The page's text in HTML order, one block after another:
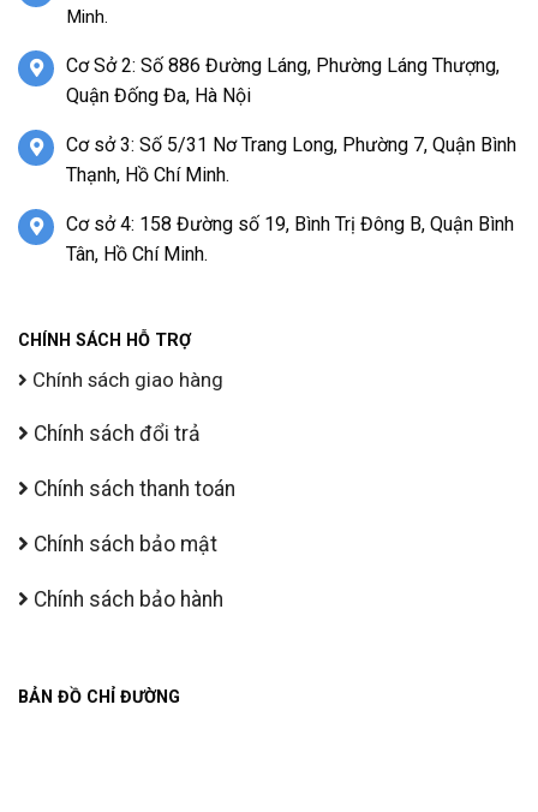
Minh.
Cơ Sở 2: Số 886 Đường Láng, Phường Láng Thượng,
Quận Đống Đa, Hà Nội
Cơ sở 3: Số 5/31 Nơ Trang Long, Phường 7, Quận Bình
Thạnh, Hồ Chí Minh.
Cơ sở 4: 158 Đường số 19, Bình Trị Đông B, Quận Bình
Tân, Hồ Chí Minh.
CHÍNH SÁCH HỖ TRỢ
Chính sách giao hàng
Chính sách đổi trả
Chính sách thanh toán
Chính sách bảo mật
Chính sách bảo hành
BẢN ĐỒ CHỈ ĐƯỜNG